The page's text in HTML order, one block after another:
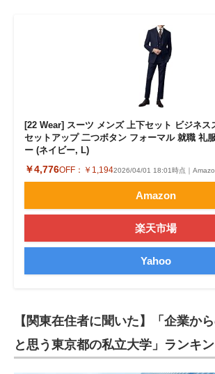
[22 Wear] スーツ メンズ 上下セット ビジネス
セットアップ 二つボタン フォーマル 就職 礼
ー (ネイビー, L)
￥4,776OFF： ￥1,1942026/04/01 18:01時点｜
Amazon
楽天市場
Yahoo
【関東在住者に聞いた】「企業か
と思う東京都の私立大学」ランキ